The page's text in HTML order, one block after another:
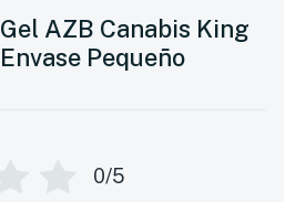
Gel AZB Canabis King
Envase Pequeño
0/5